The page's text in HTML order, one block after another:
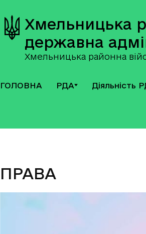
Хмельницька
державна
Хмельницька районна
ГОЛОВНА РДА Діяльність
ПРАВА